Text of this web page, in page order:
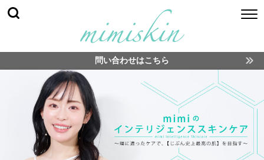
問い合わせはこちら